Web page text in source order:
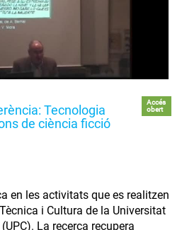
Tecnologia
de ciència ficció
Accés
obert
en les activitats que es realitzen
i Cultura de la Universitat
La recerca recupera